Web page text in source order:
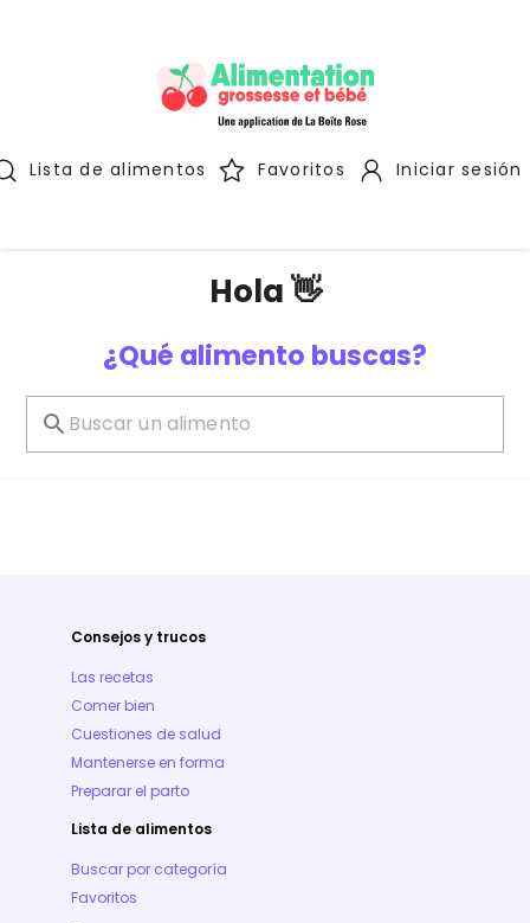
Lista de alimentos Favoritos Iniciar sesión
Hola 👋
¿Qué alimento buscas?
Consejos y trucos
Las recetas
Comer bien
Cuestiones de salud
Mantenerse en forma
Preparar el parto
Lista de alimentos
Buscar por categoría
Favoritos